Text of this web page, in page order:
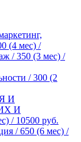
(4 мес) /
/ 350 (3 мес) /
/ 300 (2
И
И
/ 10500 руб.
/ 650 (6 мес) /